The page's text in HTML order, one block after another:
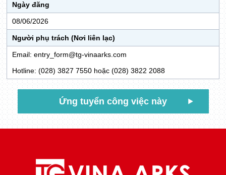
Ngày đăng
08/06/2026
Người phụ trách (Nơi liên lạc)
Email: entry_form@tg-vinaarks.com
Hotline: (028) 3827 7550 hoặc (028) 3822 2088
Ứng tuyển công việc này